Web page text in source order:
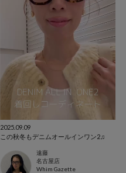
2025.09.09
この秋冬もデニムオールインワン2♫
遠藤
名古屋店
Whim Gazette